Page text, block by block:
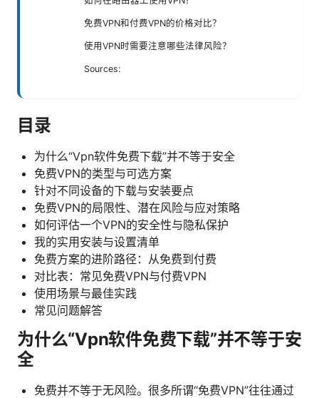
免费VPN和付费VPN的价格对比？
使用VPN时需要注意哪些法律风险？
Sources:
目录
为什么“Vpn软件免费下载”并不等于安全
免费VPN的类型与可选方案
针对不同设备的下载与安装要点
免费VPN的局限性、潜在风险与应对策略
如何评估一个VPN的安全性与隐私保护
我的实用安装与设置清单
免费方案的进阶路径：从免费到付费
对比表：常见免费VPN与付费VPN
使用场景与最佳实践
常见问题解答
为什么“Vpn软件免费下载”并不等于安
全
免费并不等于无风险。很多所谓“免费VPN”往往通过